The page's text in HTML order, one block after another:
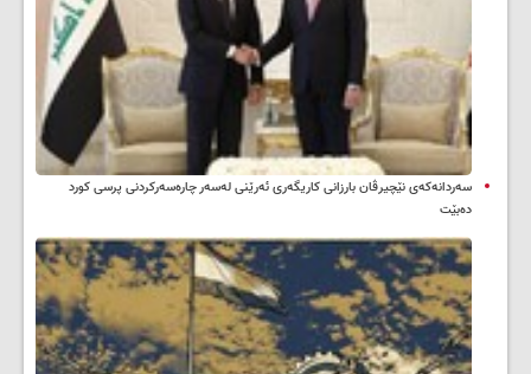
سه‌ردانه‌کەی نێچیرڤان بارزانی كاریگه‌ری ئه‌رێنی له‌سه‌ر چاره‌سه‌ركردنی پرسی كورد
ده‌بێت